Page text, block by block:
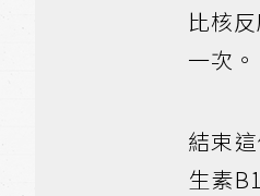
比核
一次。
結束
生素